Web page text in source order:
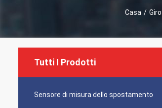
Casa /
Tutti I Prodotti
Sensore di misura dello spostamento